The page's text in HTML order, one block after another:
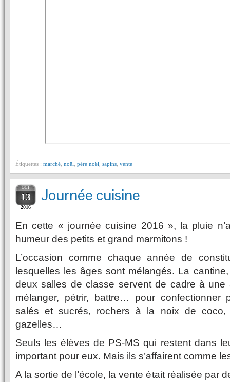
Étiquettes : marché, noël, père noël, sapins, vente
OCT
13
2016
Journée cuisine
En cette « journée cuisine 2016 », la pluie
humeur des petits et grand marmitons !
L’occasion comme chaque année de
lesquelles les âges sont mélangés. La
deux salles de classe servent de cadre à une
mélanger, pétrir, battre… pour confectionner
salés et sucrés, rochers à la noix de coco,
gazelles…
Seuls les élèves de PS-MS qui restent dans
important pour eux. Mais ils s’affairent comme
A la sortie de l’école, la vente était réalisée par